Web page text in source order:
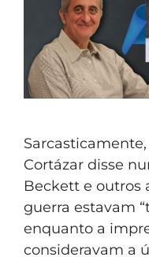
Cortázar disse
Beckett e outros
guerra estavam
enquanto a
consideravam a